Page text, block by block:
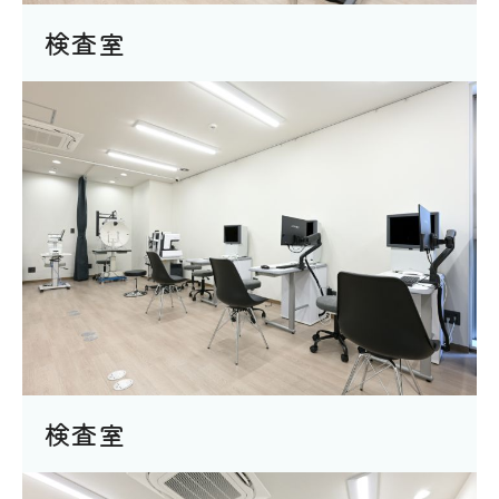
検査室
検査室